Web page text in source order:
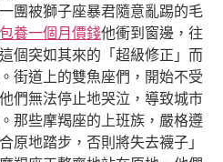
團被獅子座暴君隨意亂踢的毛
包養一個月價錢他衝到窗邊，往
個突如其來的「超級修正」而
街道上的雙魚座們，開始不受
們無法停止地哭泣，導致城市
那些摩羯座的上班族，嚴格遵
原地踏步，否則將失去襪子」